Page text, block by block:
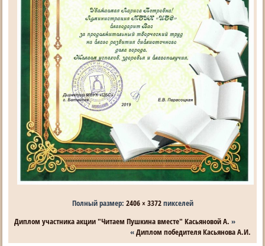
Полный размер: 2406 × 3372пикселей
Диплом участника акции "Читаем Пушкина вместе" Касьяновой А. »
«Диплом победителя Касьянова А.И.